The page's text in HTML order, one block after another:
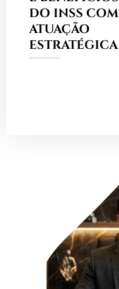
DO INSS COM
ATUAÇÃO
ESTRATÉGICA